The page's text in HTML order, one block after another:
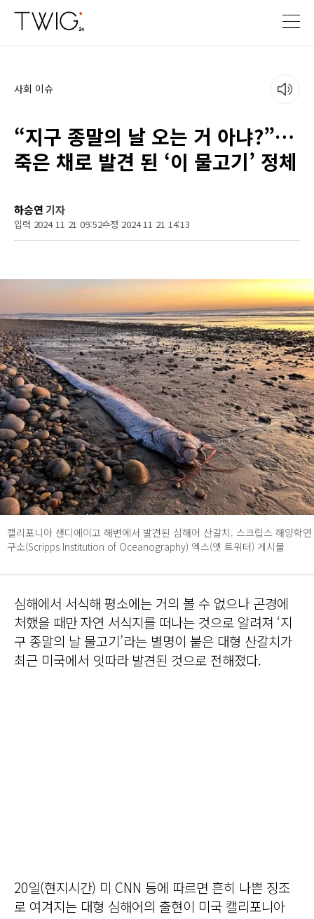
사회 이슈
“지구 종말의 날 오는 거 아냐?”…
죽은 채로 발견 된 ‘이 물고기’ 정체
하승연기자
입력 2024 11 21 09:52수정 2024 11 21 14:13
캘리포니아 샌디에이고 해변에서 발견된 심해어 산갈치. 스크립스 해양학연
구소(Scripps Institution of Oceanography) 엑스(옛 트위터) 게시물
심해에서 서식해 평소에는 거의 볼 수 없으나 곤경에
처했을 때만 자연 서식지를 떠나는 것으로 알려져 ‘지
구 종말의 날 물고기’라는 별명이 붙은 대형 산갈치가
최근 미국에서 잇따라 발견된 것으로 전해졌다.
20일(현지시간) 미 CNN 등에 따르면 흔히 나쁜 징조
로 여겨지는 대형 심해어의 출현이 미국 캘리포니아